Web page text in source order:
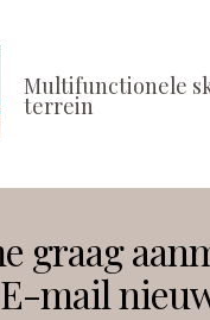
Multifunctionele
terrein
graag
mail